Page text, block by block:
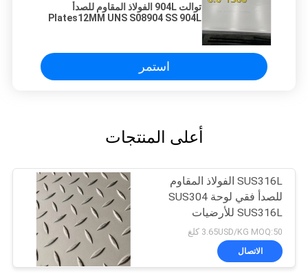
توالت 904L الفولاذ المقاوم للصدأ
Plates12MM UNS S08904 SS 904L
استمر
أعلى المنتجات
SUS316L الفولاذ المقاوم
للصدأ فقي لوحة SUS304
SUS316L للأرضيات
3.65USD/KG MOQ:50 كلغ
الاتصال